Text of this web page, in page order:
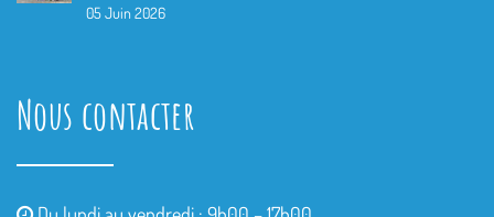
05 Juin 2026
Nous contacter